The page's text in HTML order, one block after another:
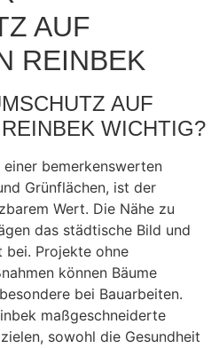
AUF
REINBEK
AUF
WICHTIG?
bemerkenswerten
Grünflächen, ist der
Wert. Die Nähe zu
das städtische Bild und
bei. Projekte ohne
können Bäume
bei Bauarbeiten.
maßgeschneiderte
sowohl die Gesundheit